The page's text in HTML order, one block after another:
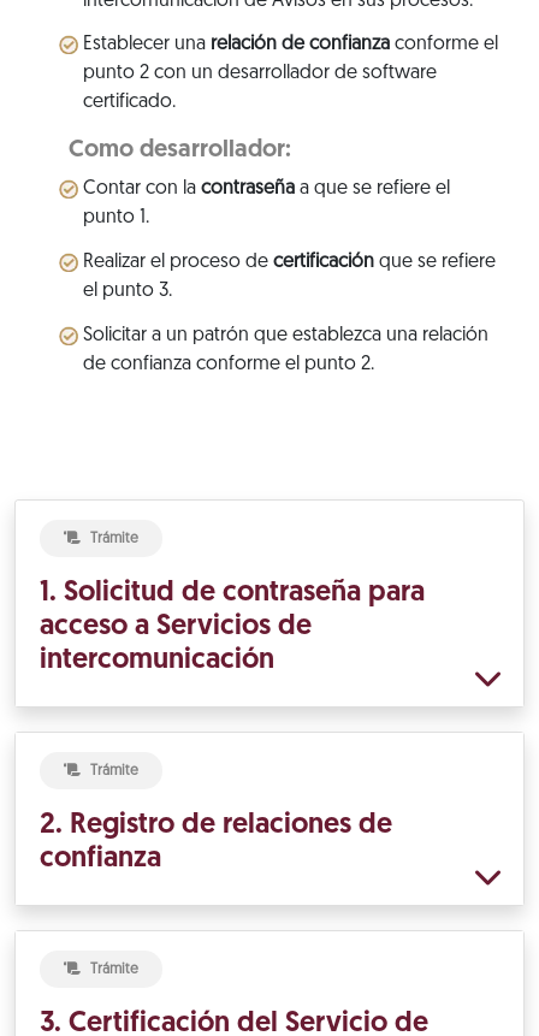
Establecer una relación de confianzaconforme el
punto 2 con un desarrollador de software
certificado.
Como desarrollador:
Contar con la contraseñaa que se refiere el
punto 1.
Realizar el proceso de certificaciónque se refiere
el punto 3.
Solicitar a un patrón que establezca una relación
de confianza conforme el punto 2.
Trámite
1. Solicitud de contraseña para
acceso a Servicios de
intercomunicación
Trámite
2. Registro de relaciones de
confianza
Trámite
3. Certificación del Servicio de